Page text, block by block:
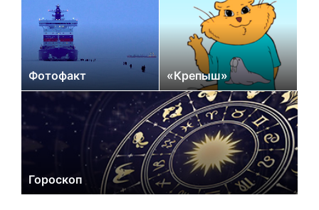
Фотофакт «Крепыш»
Гороскоп